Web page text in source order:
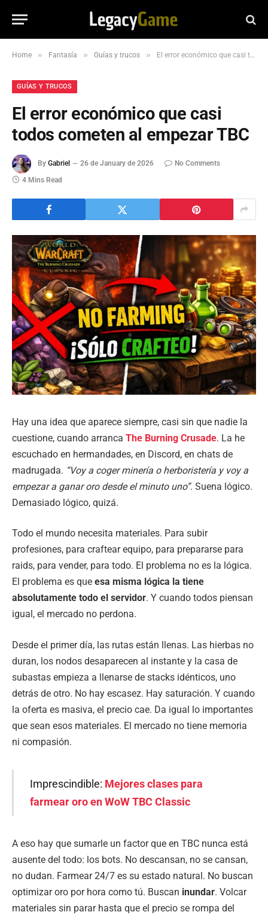
Home » Fantasía » Guías y trucos » El error económico que casi todos cometen al empezar TBC
GUÍAS Y TRUCOS
El error económico que casi
todos cometen al empezar TBC
By Gabriel 26 de January de 2026
No Comments
4 Mins Read
Hay una idea que aparece siempre, casi sin que nadie la
cuestione, cuando arranca The Burning Crusade. La he
escuchado en hermandades, en Discord, en chats de
madrugada. “Voy a coger minería o herboristería y voy a
empezar a ganar oro desde el minuto uno”. Suena lógico.
Demasiado lógico, quizá.
Todo el mundo necesita materiales. Para subir
profesiones, para craftear equipo, para prepararse para
raids, para vender, para todo. El problema no es la lógica.
El problema es que esa misma lógica la tiene
absolutamente todo el servidor. Y cuando todos piensan
igual, el mercado no perdona.
Desde el primer día, las rutas están llenas. Las hierbas no
duran, los nodos desaparecen al instante y la casa de
subastas empieza a llenarse de stacks idénticos, uno
detrás de otro. No hay escasez. Hay saturación. Y cuando
la oferta es masiva, el precio cae. Da igual lo importantes
que sean esos materiales. El mercado no tiene memoria
ni compasión.
Imprescindible: Mejores clases para
farmear oro en WoW TBC Classic
A eso hay que sumarle un factor que en TBC nunca está
ausente del todo: los bots. No descansan, no se cansan,
no dudan. Farmear 24/7 es su estado natural. No buscan
optimizar oro por hora como tú. Buscan inundar. Volcar
materiales sin parar hasta que el precio se rompa del